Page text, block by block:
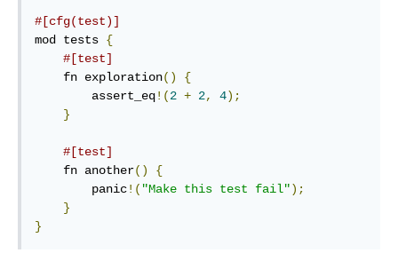
#[cfg(test)]
mod tests {
#[test]
    fn exploration
()
{
        assert_eq
!(2 + 2, 4);
}
#[test]
    fn another
()
{
        panic
!( "Make this test fail");
}
}